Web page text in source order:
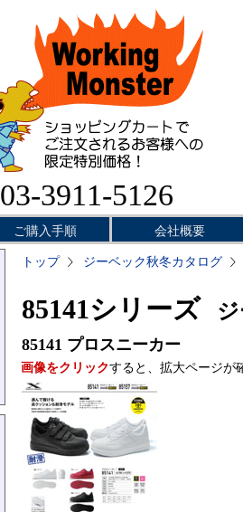
03-3911-5126
ご購入手順 会社概要
トップ ジーベック秋冬カタログ
85141シリーズ ジ
85141 プロスニーカー
画像をクリックすると、拡大ページが